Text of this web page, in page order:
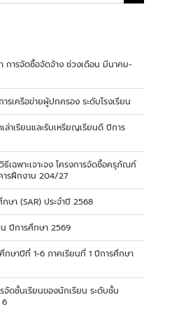
การจัดซื้อจัดจ้าง ช่วงเดือน มีนาคม-
เครือข่ายผู้ปกครอง ระดับโรงเรียน
าเรียนและรับเหรียญเรียนดี ปีการ
เฉพาะเจาะจง โครงการจัดซื้อครุภัณฑ์
ารฝึกงาน 204/27
ษา (SAR) ประจำปี 2568
ปีการศึกษา 2569
กษาปีที่ 1-6 ภาคเรียนที่ 1 ปีการศึกษา
จัดชั้นเรียนของนักเรียน ระดับชั้น
6